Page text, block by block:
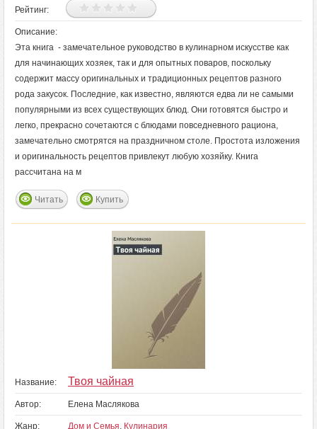
Рейтинг:
Описание:
Эта книга - замечательное руководство в кулинарном искусстве как
для начинающих хозяек, так и для опытных поваров, поскольку
содержит массу оригинальных и традиционных рецептов разного
рода закусок. Последние, как известно, являются едва ли не самыми
популярными из всех существующих блюд. Они готовятся быстро и
легко, прекрасно сочетаются с блюдами повседневного рациона,
замечательно смотрятся на праздничном столе. Простота изложения
и оригинальность рецептов привлекут любую хозяйку. Книга
рассчитана на м
Читать Купить
Название: Твоя чайная
Автор: Елена Маслякова
Жанр: Дом и Семья, Кулинария